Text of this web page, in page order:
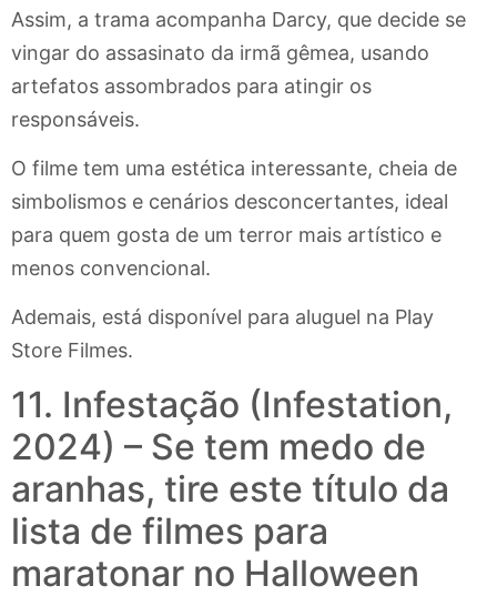
Assim, a trama acompanha Darcy, que decide se
vingar do assasinato da irmã gêmea, usando
artefatos assombrados para atingir os
responsáveis.
O filme tem uma estética interessante, cheia de
simbolismos e cenários desconcertantes, ideal
para quem gosta de um terror mais artístico e
menos convencional.
Ademais, está disponível para aluguel na Play
Store Filmes.
11. Infestação (Infestation,
2024) – Se tem medo de
aranhas, tire este título da
lista de filmes para
maratonar no Halloween